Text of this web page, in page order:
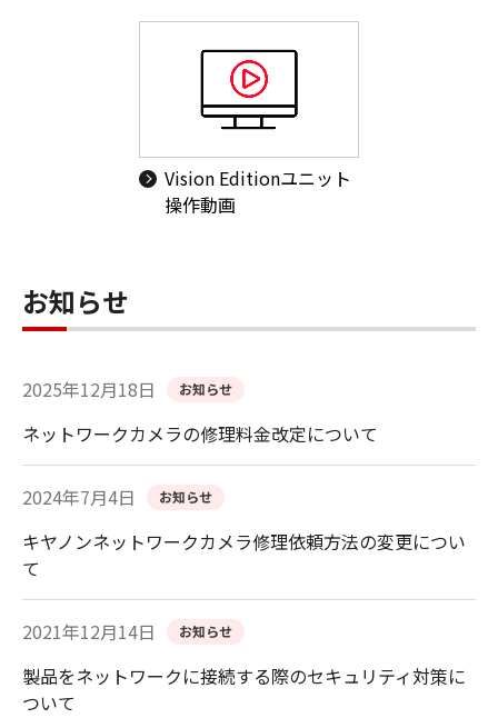
Vision Editionユニット
操作動画
お知らせ
2025年12月18日 お知らせ
ネットワークカメラの修理料金改定について
2024年7月4日 お知らせ
キヤノンネットワークカメラ修理依頼方法の変更につい
て
2021年12月14日 お知らせ
製品をネットワークに接続する際のセキュリティ対策に
ついて